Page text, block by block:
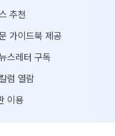
추천
가이드북 제공
스레터 구독
럼 열람
이용